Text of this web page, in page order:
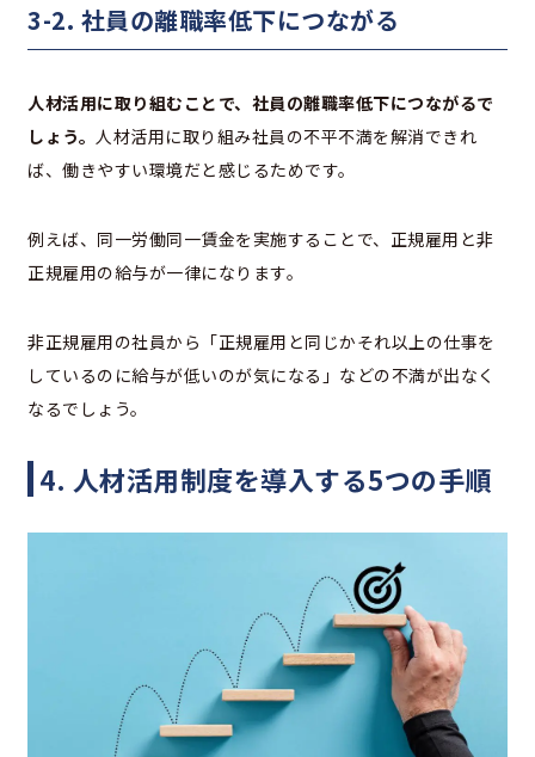
3-2. 社員の離職率低下につながる
人材活用に取り組むことで、社員の離職率低下につながるで
しょう。 人材活用に取り組み社員の不平不満を解消できれ
ば、働きやすい環境だと感じるためです。
例えば、同一労働同一賃金を実施することで、正規雇用と非
正規雇用の給与が一律になります。
非正規雇用の社員から「正規雇用と同じかそれ以上の仕事を
しているのに給与が低いのが気になる」などの不満が出なく
なるでしょう。
4. 人材活用制度を導入する5つの手順